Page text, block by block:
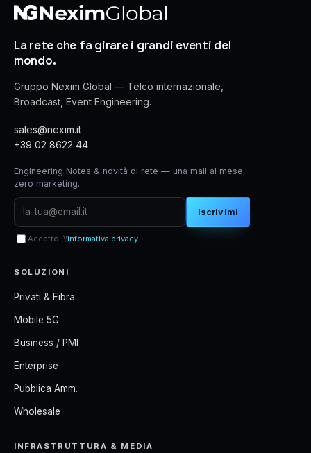
La rete che fa girare i grandi eventi del
mondo.
Gruppo Nexim Global — Telco internazionale,
Broadcast, Event Engineering.
sales@nexim.it
+39 02 8622 44
Engineering Notes & novità di rete — una mail al mese,
zero marketing.
Iscrivimi
Accetto l\'informativa privacy
SOLUZIONI
Privati & Fibra
Mobile 5G
Business / PMI
Enterprise
Pubblica Amm.
Wholesale
INFRASTRUTTURA & MEDIA